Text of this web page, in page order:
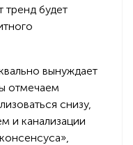
тренд будет
вынуждает
отмечаем
снизу,
и канализации